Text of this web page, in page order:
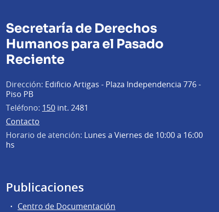
Secretaría de Derechos
Humanos para el Pasado
Reciente
Dirección: Edificio Artigas - Plaza Independencia 776 -
Piso PB
Teléfono: 150 int. 2481
Contacto
Horario de atención: Lunes a Viernes de 10:00 a 16:00
hs
Publicaciones
Centro de Documentación